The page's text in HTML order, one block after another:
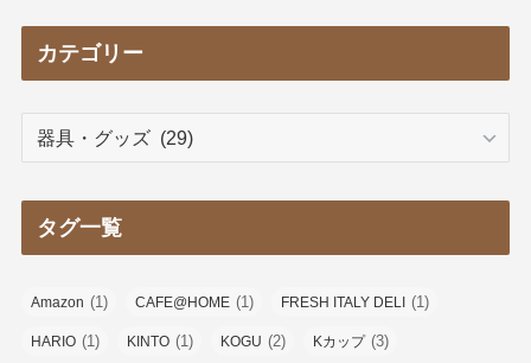
カテゴリー
タグ一覧
Amazon (1) CAFE@HOME (1) FRESH ITALY DELI (1)
HARIO (1) KINTO (1) KOGU (2) Kカップ(3)